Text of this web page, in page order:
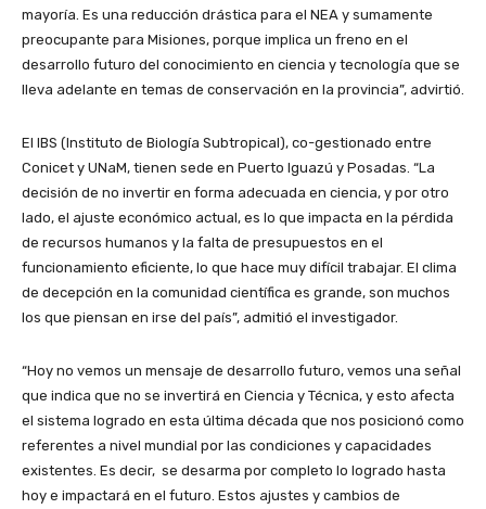
mayoría. Es una reducción drástica para el NEA y sumamente
preocupante para Misiones, porque implica un freno en el
desarrollo futuro del conocimiento en ciencia y tecnología que se
lleva adelante en temas de conservación en la provincia”, advirtió.
El IBS (Instituto de Biología Subtropical), co-gestionado entre
Conicet y UNaM, tienen sede en Puerto Iguazú y Posadas. “La
decisión de no invertir en forma adecuada en ciencia, y por otro
lado, el ajuste económico actual, es lo que impacta en la pérdida
de recursos humanos y la falta de presupuestos en el
funcionamiento eficiente, lo que hace muy difícil trabajar. El clima
de decepción en la comunidad científica es grande, son muchos
los que piensan en irse del país”, admitió el investigador.
“Hoy no vemos un mensaje de desarrollo futuro, vemos una señal
que indica que no se invertirá en Ciencia y Técnica, y esto afecta
el sistema logrado en esta última década que nos posicionó como
referentes a nivel mundial por las condiciones y capacidades
existentes. Es decir, se desarma por completo lo logrado hasta
hoy e impactará en el futuro. Estos ajustes y cambios de